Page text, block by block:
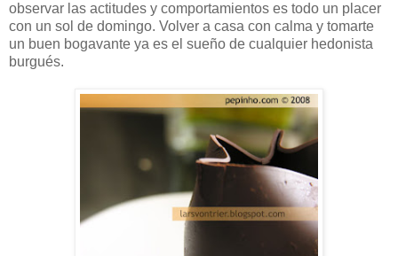
observar las actitudes y comportamientos es todo un placer
con un sol de domingo. Volver a casa con calma y tomarte
un buen bogavante ya es el sueño de cualquier hedonista
burgués.